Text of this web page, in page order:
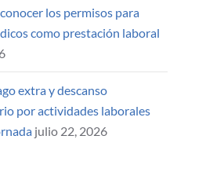
los permisos para
como prestación laboral
extra y descanso
por actividades laborales
julio 22, 2026